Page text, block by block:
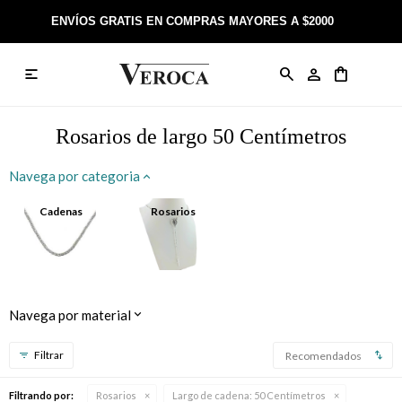
ENVÍOS GRATIS EN COMPRAS MAYORES A $2000

Rosarios de largo 50 Centímetros
Navega por categoria
Cadenas Rosarios
Navega por material
Recomendados
Filtrando por: Rosarios Largo de cadena: 50 Centímetros
Anillos
Rosarios
Colgantes
Tobilleras
Llaveros
Día de la Madre
Bautismo
Boda
Cumpleaños de 15
Sobre Veroca Joyas
Trabaja con nosotros
Contacto
Como comprar on-line
Términos y condiciones